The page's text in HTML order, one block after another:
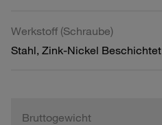
Werkstoff (Schraube)
Stahl, Zink-Nickel Beschichtet
Bruttogewicht